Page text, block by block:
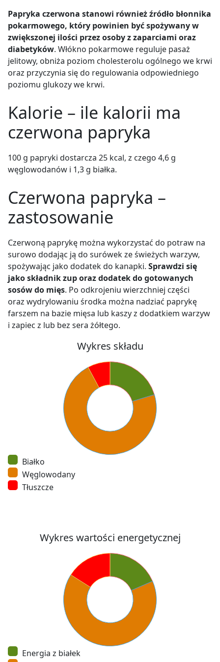
Papryka czerwona stanowi również źródło błonnika
pokarmowego, który powinien być spożywany w
zwiększonej ilości przez osoby z zaparciami oraz
diabetyków. Włókno pokarmowe reguluje pasaż
jelitowy, obniża poziom cholesterolu ogólnego we krwi
oraz przyczynia się do regulowania odpowiedniego
poziomu glukozy we krwi.
Kalorie – ile kalorii ma
czerwona papryka
100 g papryki dostarcza 25 kcal, z czego 4,6 g
węglowodanów i 1,3 g białka.
Czerwona papryka –
zastosowanie
Czerwoną paprykę można wykorzystać do potraw na
surowo dodając ją do surówekze świeżych warzyw,
spożywając jako dodatek do kanapki. Sprawdzi się
jako składnik zup oraz dodatek do gotowanych
sosów do mięs. Po odkrojeniu wierzchniej części
oraz wydrylowaniu środka można nadziać paprykę
farszem na bazie mięsa lub kaszyz dodatkiem warzyw
i zapiec z lub bez sera żółtego.
Wykres składu
Białko
Węglowodany
Tłuszcze
Wykres wartości energetycznej
Energia z białek